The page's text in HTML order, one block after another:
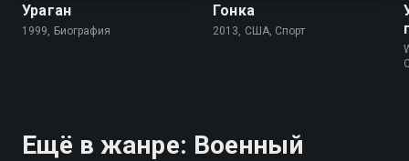
Ураган
1999, Биография
Гонка
2013, США, Спорт
Ещё в жанре: Военный